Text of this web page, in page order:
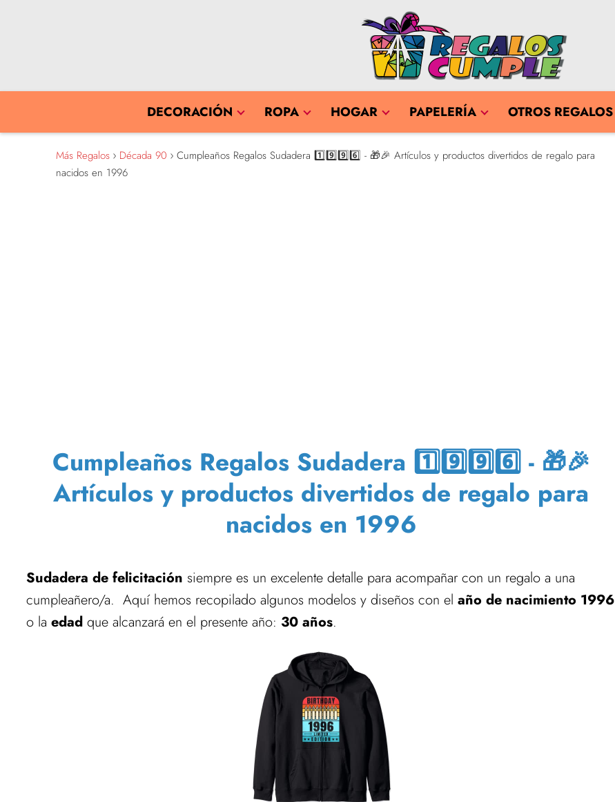
DECORACIÓN ROPA HOGAR PAPELERÍA OTROS REGALOS
Más Regalos Década 90
Cumpleaños Regalos Sudadera 1️⃣9️⃣9️⃣6️⃣ - 🎁🎉 Artículos y productos divertidos de regalo para
nacidos en 1996
Cumpleaños Regalos Sudadera 1️⃣9️⃣9️⃣6️⃣ - 🎁🎉
Artículos y productos divertidos de regalo para
nacidos en 1996
Sudadera de felicitación siempre es un excelente detalle para acompañar con un regalo a una
cumpleañero/a. Aquí hemos recopilado algunos modelos y diseños con el año de nacimiento 1996
o la edad que alcanzará en el presente año: 30 años.